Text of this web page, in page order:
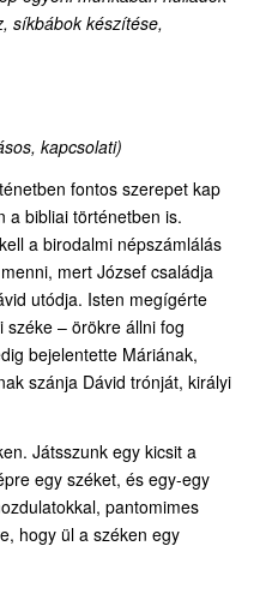
síkbábok készítése,
kapcsolati)
fontos szerepet kap
a bibliai történetben is.
a birodalmi népszámlálás
mert József családja
utódja. Isten megígérte
széke – örökre állni fog
bejelentette Máriának,
szánja Dávid trónját, királyi
Játsszunk egy kicsit a
egy széket, és egy-egy
pantomimes
hogy ül a széken egy